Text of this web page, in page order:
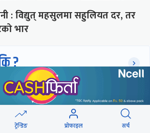
: विद्युत् महसुलमा सहुलियत दर, तर
भार
?
संसद्लाई टेर्दैनन् प्रधानमन्त्री, लाचार
छन् सभामुख
ट्रेन्डिङ प्रोफाइल सर्च